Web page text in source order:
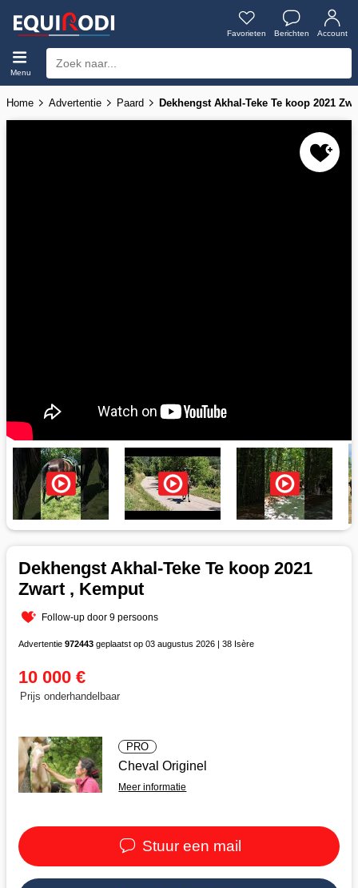
Favorieten Berichten Account
Menu
Home Advertentie Paard Dekhengst Akhal-Teke Te koop 2021
Dekhengst Akhal-Teke Te koop 2021
Zwart , Kemput
Follow-up door 9 persoons
Advertentie 972443 geplaatst op 03 augustus 2026 | 38 Isère
10 000 €
Prijs onderhandelbaar
PRO
Cheval Originel
Meer informatie
Stuur een mail